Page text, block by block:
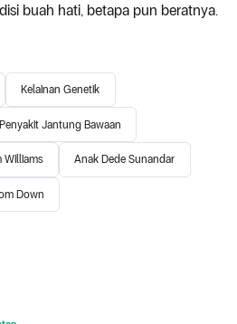
buah hati, betapa pun beratnya.
Kelainan Genetik
Penyakit Jantung Bawaan
Williams Anak Dede Sunandar
Down